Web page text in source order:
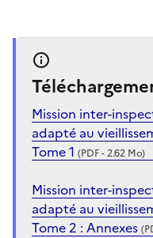
Mission inter-
adapté au
Tome 1 (PDF - 2.62 Mo)
Mission inter-
adapté au
Tome 2 : Annexes